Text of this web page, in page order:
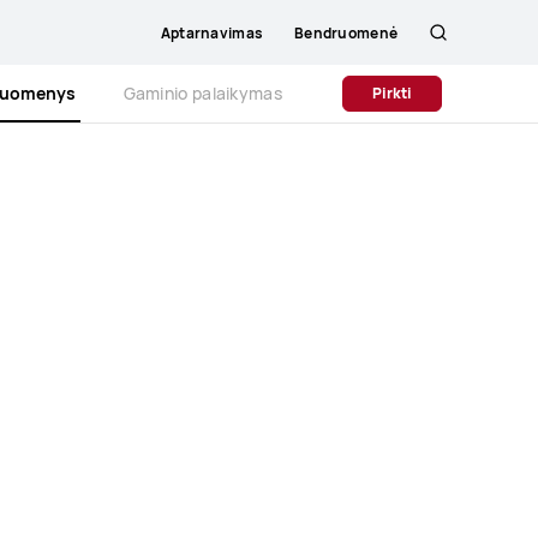
Aptarnavimas Bendruomenė
Gaminio palaikymas Pirkti